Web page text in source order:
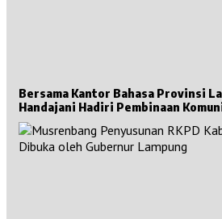
Bersama Kantor Bahasa Provinsi
Handajani Hadiri Pembinaan